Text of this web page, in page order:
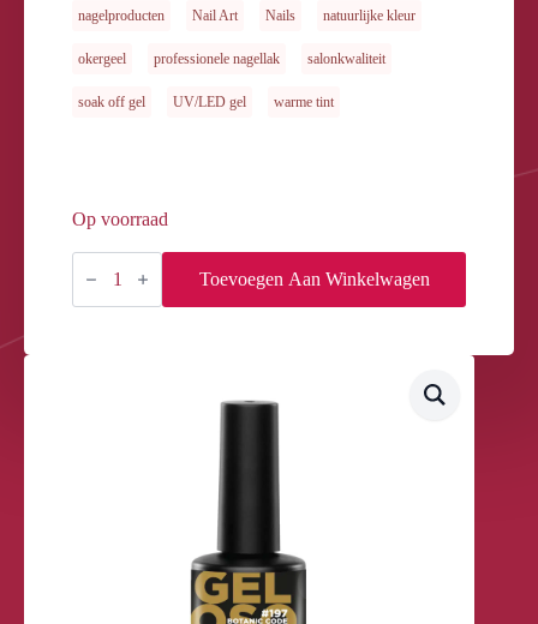
nagelproducten Nail Art Nails natuurlijke kleur
okergeel professionele nagellak salonkwaliteit
soak off gel UV/LED gel warme tint
Op voorraad
Gelosophy
#197
Toevoegen Aan Winkelwagen